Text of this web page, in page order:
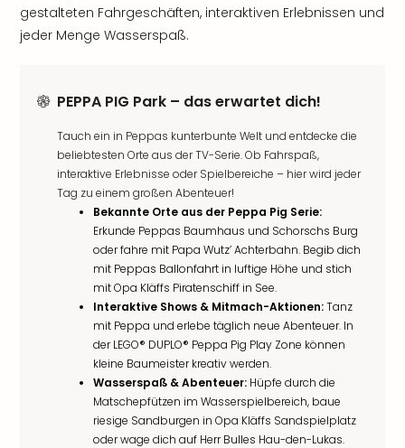
gestalteten Fahrgeschäften, interaktiven Erlebnissen und
jeder Menge Wasserspaß.
PEPPA PIG Park – das erwartet dich!
Tauch ein in Peppas kunterbunte Welt und entdecke die
beliebtesten Orte aus der TV-Serie. Ob Fahrspaß,
interaktive Erlebnisse oder Spielbereiche – hier wird jeder
Tag zu einem großen Abenteuer!
Bekannte Orte aus der Peppa Pig Serie:
Erkunde Peppas Baumhaus und Schorschs Burg
oder fahre mit Papa Wutz’ Achterbahn. Begib dich
mit Peppas Ballonfahrt in luftige Höhe und stich
mit Opa Kläffs Piratenschiff in See.
Interaktive Shows & Mitmach-Aktionen:Tanz
mit Peppa und erlebe täglich neue Abenteuer. In
der LEGO® DUPLO® Peppa Pig Play Zone können
kleine Baumeister kreativ werden.
Wasserspaß & Abenteuer: Hüpfe durch die
Matschepfützen im Wasserspielbereich, baue
riesige Sandburgen in Opa Kläffs Sandspielplatz
oder wage dich auf Herr Bulles Hau-den-Lukas.